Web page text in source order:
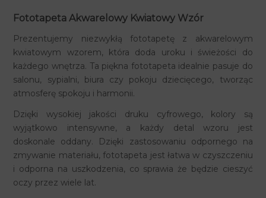
Fototapeta Akwarelowy Kwiatowy Wzór
Prezentujemy niezwykłą fototapetę z akwarelowym
kwiatowym wzorem, która doda uroku i świeżości do
każdego wnętrza. Ta piękna fototapeta idealnie pasuje do
salonu, sypialni, biura czy pokoju dziecięcego, tworząc
atmosferę spokoju i harmonii.
Dzięki wysokiej jakości druku cyfrowego, kolory są
wyjątkowo intensywne, a każdy detal wzoru jest
doskonale oddany. Dzięki zastosowaniu odpornego na
zmywanie materiału, fototapeta jest łatwa w czyszczeniu
i odporna na uszkodzenia, co sprawia że będzie cieszyć
oczy przez wiele lat.